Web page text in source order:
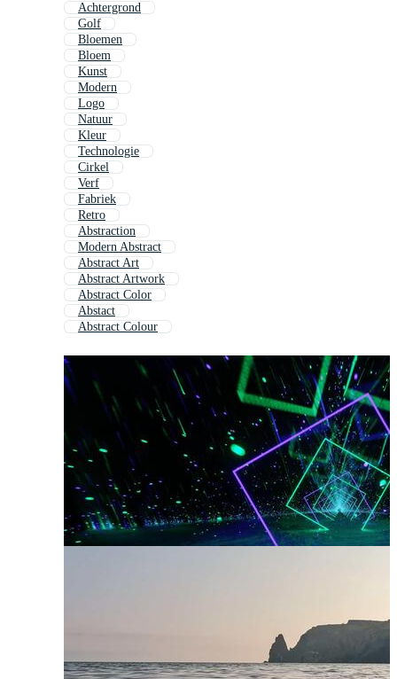
Achtergrond
Golf
Bloemen
Bloem
Kunst
Modern
Logo
Natuur
Kleur
Technologie
Cirkel
Verf
Fabriek
Retro
Abstraction
Modern Abstract
Abstract Art
Abstract Artwork
Abstract Color
Abstact
Abstract Colour